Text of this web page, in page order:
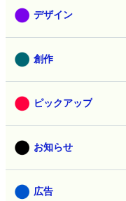
デザイン
創作
ピックアップ
お知らせ
広告